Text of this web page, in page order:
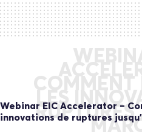
COMMENT
LES
RUPTURES
Webinar EIC Accelerator –
innovations de ruptures